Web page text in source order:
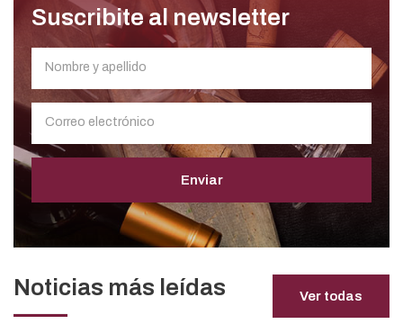
Suscribite al newsletter
Enviar
Noticias más leídas Ver todas